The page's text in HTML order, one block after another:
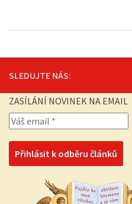
SLEDUJTE NÁS:
ZASÍLÁNÍ NOVINEK NA EMAIL